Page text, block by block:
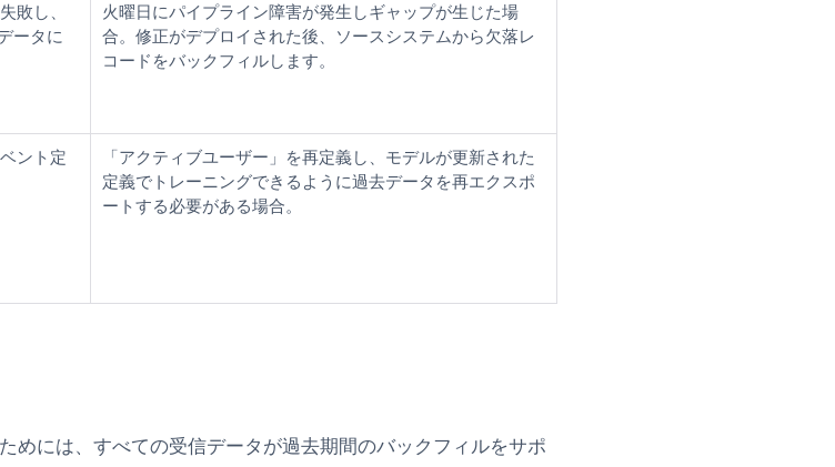
敗し、
ータに
火曜日にパイプライン障害が発生しギャップが生じた場
合。修正がデプロイされた後、ソースシステムから欠落レ
コードをバックフィルします。
ント定
「アクティブユーザー」を再定義し、モデルが更新された
定義でトレーニングできるように過去データを再エクスポ
ートする必要がある場合。
めには、すべての受信データが過去期間のバックフィルをサポ